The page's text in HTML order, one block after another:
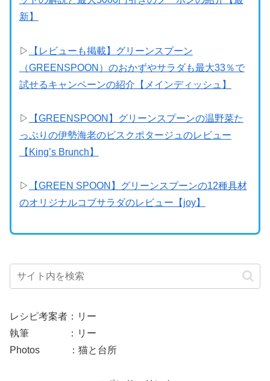
新】
▷
【レビューも掲載】グリーンスプーン
（GREENSPOON）のおかずやサラダも最大33％で
試せるキャンペーンの紹介【メインディッシュ】
▷
【GREENSPOON】グリーンスプーンの温野菜た
っぷりの伊勢海老のビスクポタージュのレビュー
【King’s Brunch】
▷
【GREEN SPOON】グリーンスプーンの12種具材
のオリジナルコブサラダのレビュー【joy】
レシピ考案者：リー
執筆 ：リー
Photos ：猫と台所